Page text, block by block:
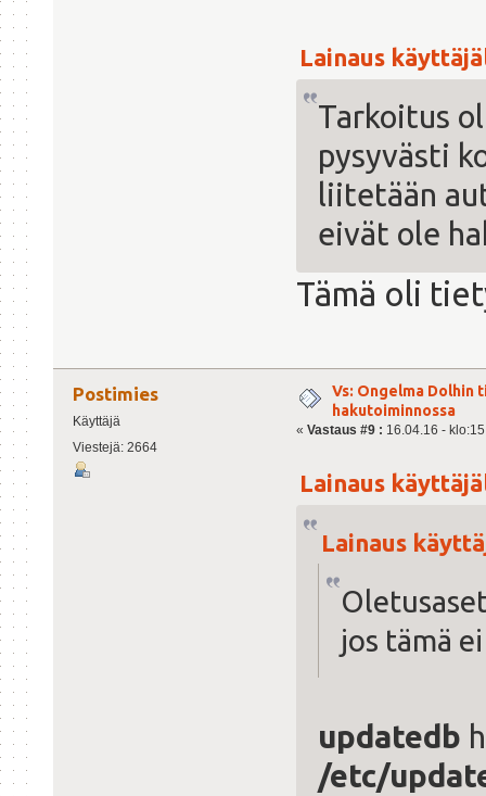
Lainaus
Tarkoitus
pysyvästi
liitetään
eivät ole
Tämä oli
Postimies
Käyttäjä
Viestejä: 2664
Vs: Ongelma Dolhin
hakutoiminnossa
« Vastaus #9 : 16.04.16 -
Lainaus
Lainaus
jos tämä
updatedb
/etc/